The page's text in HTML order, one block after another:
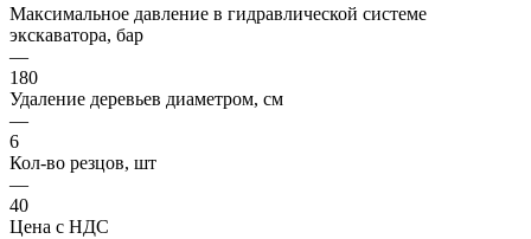
Максимальное давление в гидравлической системе
экскаватора, бар
—
180
Удаление деревьев диаметром, см
—
6
Кол-во резцов, шт
—
40
Цена с НДС